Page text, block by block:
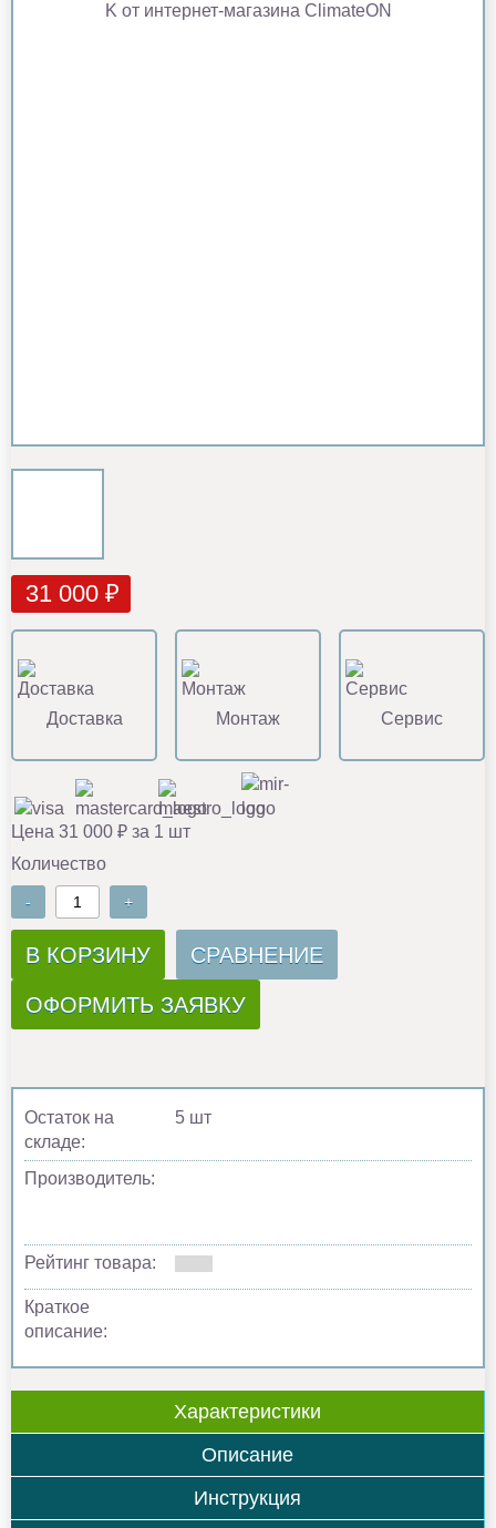
31 000 ₽
Доставка Монтаж Сервис
Цена 31 000 ₽ за 1 шт
Количество
- +
В КОРЗИНУ СРАВНЕНИЕ
ОФОРМИТЬ ЗАЯВКУ
Остаток на
складе:
5 шт
Производитель:
Рейтинг товара:
Краткое
описание:
Характеристики
Описание
Инструкция